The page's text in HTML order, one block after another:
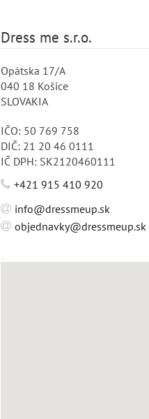
Dress me s.r.o.
Opátska 17/A
040 18 Košice
SLOVAKIA
IČO: 50 769 758
DIČ: 21 20 46 0111
IČ DPH: SK2120460111
+421 915 410 920
info@dressmeup.sk
objednavky@dressmeup.sk